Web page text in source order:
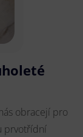
obracejí pro
prvotřídní